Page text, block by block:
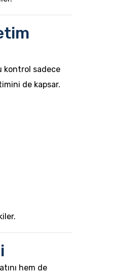
kontrol sadece
de kapsar.
hem de